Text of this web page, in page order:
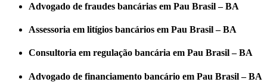
Advogado de fraudes bancárias em Pau Brasil – BA
Assessoria em litígios bancários em Pau Brasil – BA
Consultoria em regulação bancária em Pau Brasil – BA
Advogado de financiamento bancário em Pau Brasil – BA